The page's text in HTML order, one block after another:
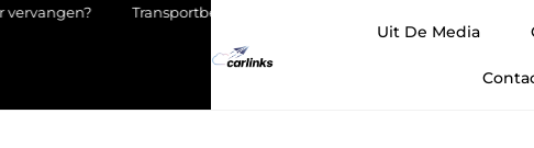
Transportbedrijf in Antwerpen als basis voor tevreden klanten
Uit De Media